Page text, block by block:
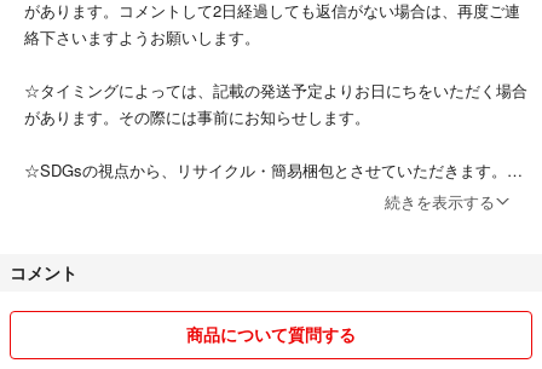
があります。コメントして2日経過しても返信がない場合は、再度ご連
絡下さいますようお願いします。
☆タイミングによっては、記載の発送予定よりお日にちをいただく場合
があります。その際には事前にお知らせします。
☆SDGsの視点から、リサイクル・簡易梱包とさせていただきます。
購入ください。
☆ご質問には誠意を持ってお答えしておりますので、コメント逃げはご
遠慮ください。ご購入の意思をいただいてからのキャンセルもお断りし
続きを表示する
コメント
商品について質問する